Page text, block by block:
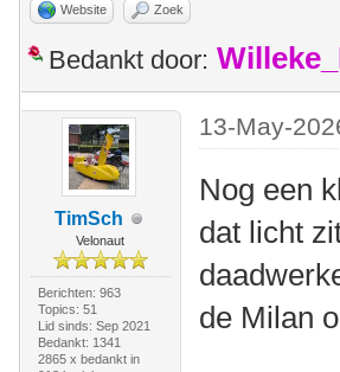
Website Zoek
Bedankt door:
TimSch
Velonaut
Berichten: 963
Topics: 51
Lid sinds: Sep 2021
Bedankt: 1341
2865 x bedankt in
13-May-
Nog een
dat licht
de Milan